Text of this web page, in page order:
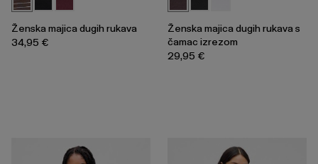
Ženska majica dugih rukava
34,95 €
Ženska majica dugih rukava s
čamac izrezom
29,95 €